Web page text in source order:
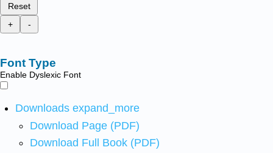
Reset
+
-
Font Type
Enable Dyslexic Font
Downloads expand_more
Download Page (PDF)
Download Full Book (PDF)